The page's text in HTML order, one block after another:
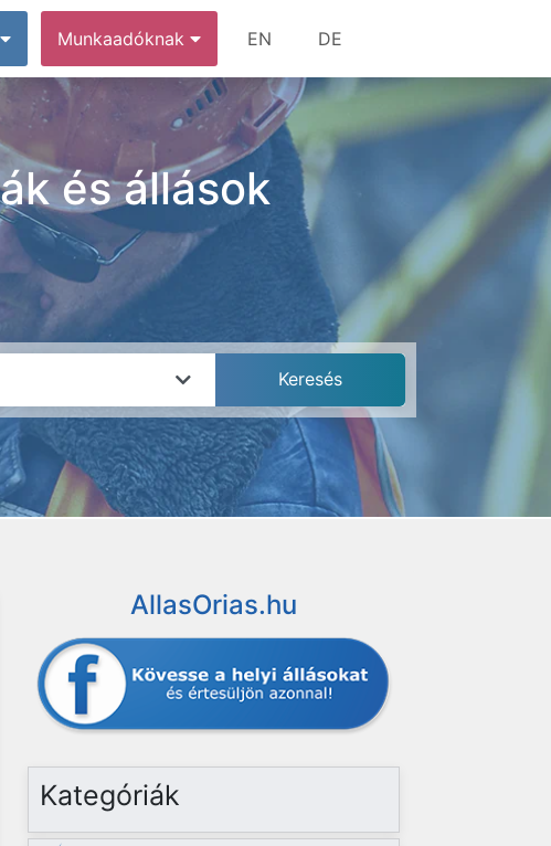
Munkaadóknak EN DE
és állások
AllasOrias.hu
Kategóriák